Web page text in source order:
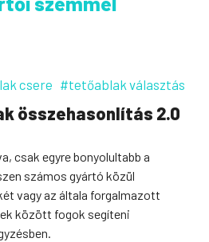
csere #tetőablak választás
összehasonlítás 2.0
csak egyre bonyolultabb a
számos gyártó közül
vagy az általa forgalmazott
között fogok segíteni